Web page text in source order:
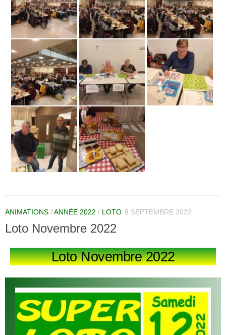
ANIMATIONS /ANNÉE 2022 / LOTO 8 SEPTEMBRE 2022
Loto Novembre 2022
Loto Novembre 2022